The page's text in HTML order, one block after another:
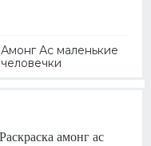
Амонг Ас маленькие
человечки